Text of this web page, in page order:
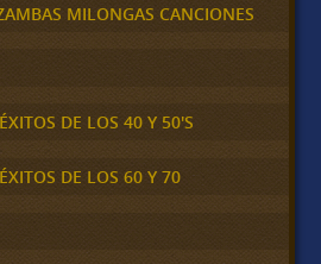
MILONGAS CANCIONES
DE LOS 40 Y 50'S
DE LOS 60 Y 70